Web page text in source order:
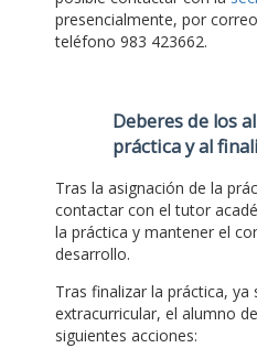
presencialmente, por
teléfono 983 423662.
Deberes de los
práctica y al
Tras la asignación de la
contactar con el tutor
la práctica y mantener el
desarrollo.
Tras finalizar la práctica, ya
extracurricular, el alumno
siguientes acciones: